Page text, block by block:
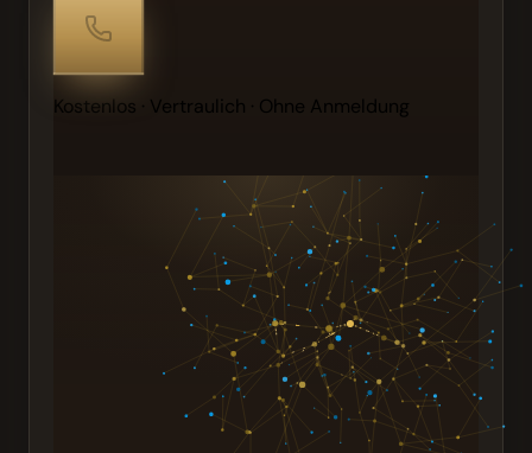
Kostenlos · Vertraulich · Ohne Anmeldung